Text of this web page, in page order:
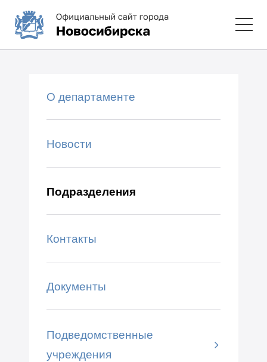
О департаменте
Новости
Подразделения
Контакты
Документы
Подведомственные
учреждения